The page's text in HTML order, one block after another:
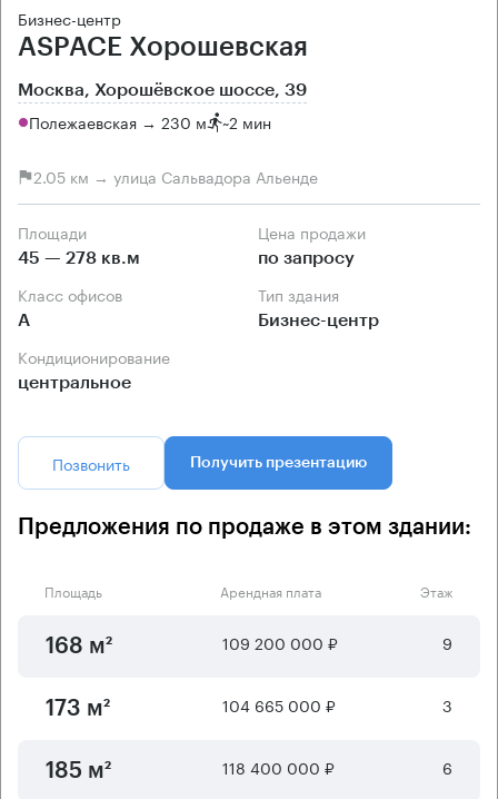
Бизнес-центр
ASPACE Хорошевская
Москва, Хорошёвское шоссе, 39
Полежаевская → 230 м ~2 мин
2.05 км → улица Сальвадора Альенде
Площади
45 — 278 кв.м
Цена продажи
по запросу
Класс офисов
А
Тип здания
Бизнес-центр
Кондиционирование
центральное
Позвонить Получить презентацию
Предложения по продаже в этом здании:
Площадь Арендная плата Этаж
168 м² 109 200 000 ₽ 9
173 м² 104 665 000 ₽ 3
185 м² 118 400 000 ₽ 6